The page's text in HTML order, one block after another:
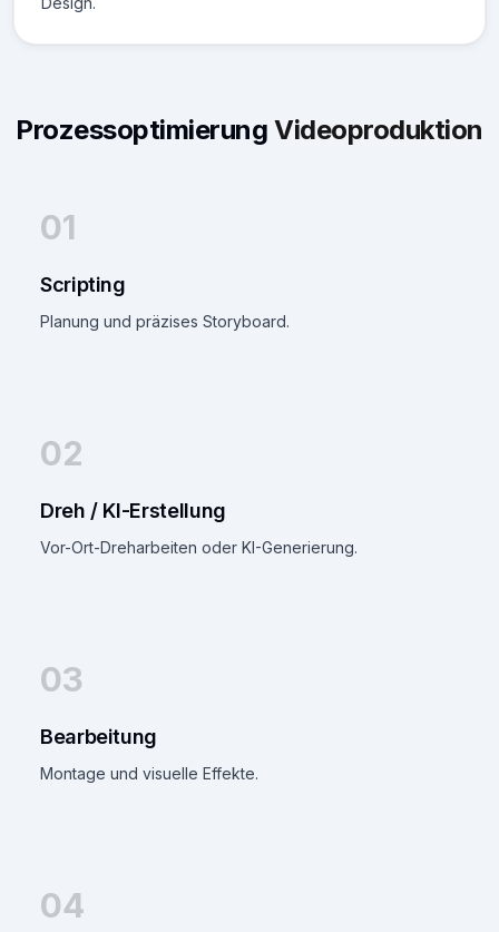
ProzessoptimierungVideoproduktion
01
Scripting
Planung und präzises Storyboard.
02
Dreh / KI-Erstellung
Vor-Ort-Dreharbeiten oder KI-Generierung.
03
Bearbeitung
Montage und visuelle Effekte.
04